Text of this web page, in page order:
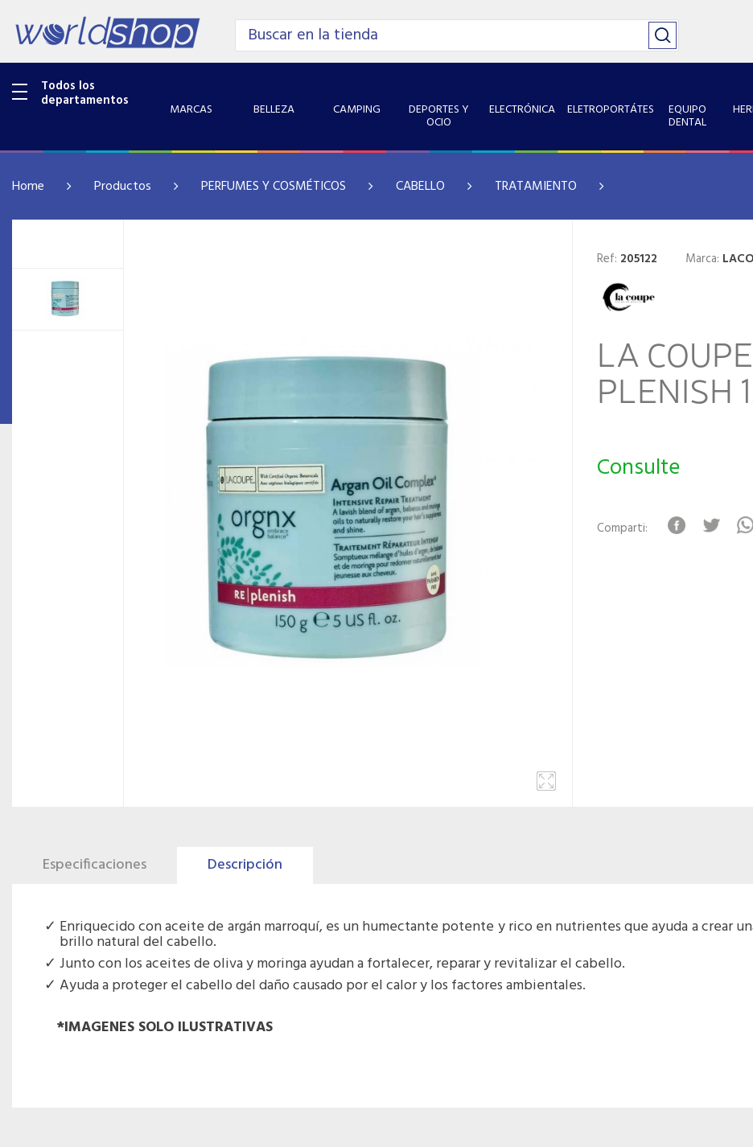
Todos los
departamentos MARCAS BELLEZA CAMPING DEPORTES Y
OCIO
ELECTRÓNICA ELETROPORTÁTES EQUIPO
DENTAL
Home Productos PERFUMES Y COSMÉTICOS CABELLO TRATAMIENTO
Ref: 205122 Marca:
LA
PLENISH
Consulte
Comparti:
Especificaciones Descripción
Enriquecido con aceite de argán marroquí, es un humectante potente y rico en nutrientes que ayuda a crear
brillo natural del cabello.
Junto con los aceites de oliva y moringa ayudan a fortalecer, reparar y revitalizar el cabello.
Ayuda a proteger el cabello del daño causado por el calor y los factores ambientales.
*IMAGENES SOLO ILUSTRATIVAS